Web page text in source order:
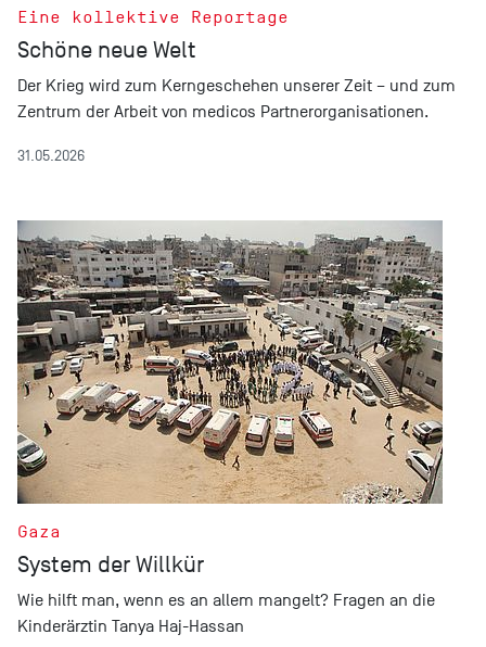
Eine kollektive Reportage
Schöne neue Welt
Der Krieg wird zum Kerngeschehen unserer Zeit – und zum
Zentrum der Arbeit von medicos Partnerorganisationen.
31.05.2026
Gaza
System der Willkür
Wie hilft man, wenn es an allem mangelt? Fragen an die
Kinderärztin Tanya Haj-Hassan